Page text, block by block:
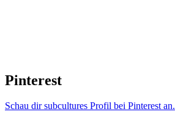
Pinterest
Schau dir subcultures Profil bei Pinterest an.